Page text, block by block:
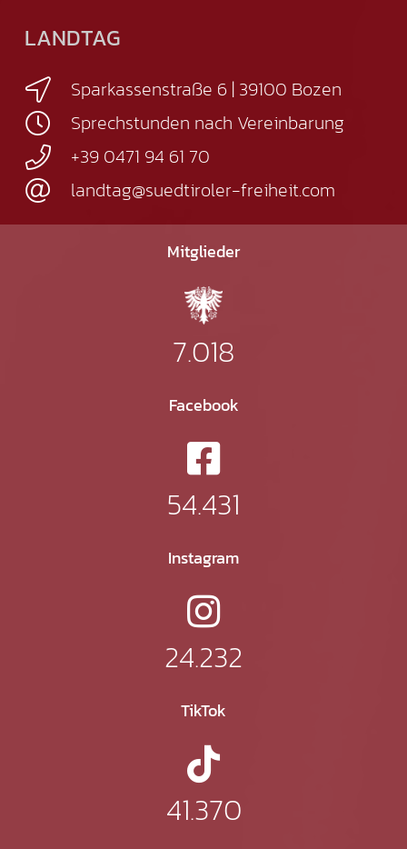
LANDTAG
Sparkassenstraße 6 | 39100 Bozen
Sprechstunden nach Vereinbarung
+39 0471 94 61 70
landtag@suedtiroler-freiheit.com
Mitglieder
7.018
Facebook
54.431
Instagram
24.232
TikTok
41.370